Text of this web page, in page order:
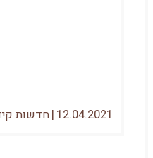
12.04.2021
|חדשות